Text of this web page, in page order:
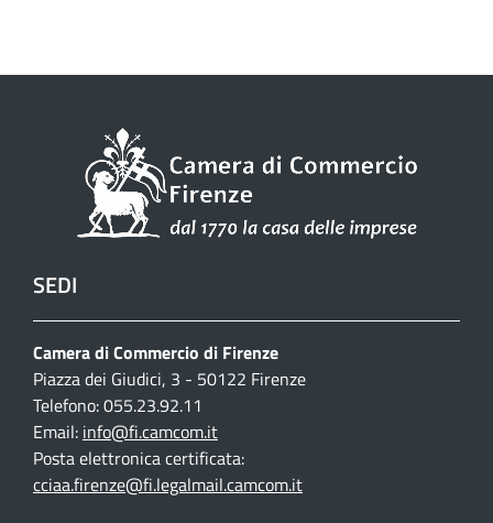
SEDI
Camera di Commercio di Firenze
Piazza dei Giudici, 3 - 50122 Firenze
Telefono: 055.23.92.11
Email: info@fi.camcom.it
Posta elettronica certificata:
cciaa.firenze@fi.legalmail.camcom.it